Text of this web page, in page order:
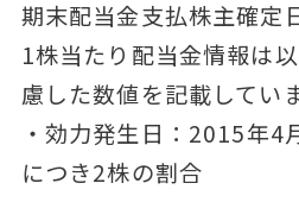
期末配当金支払株主確定
1株当たり配当金情報は
慮した数値を記載していま
・効力発生日：2015年
につき2株の割合